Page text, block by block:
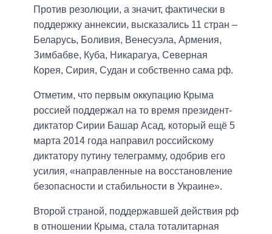
Против резолюции, а значит, фактически в
поддержку аннексии, высказались 11 стран –
Беларусь, Боливия, Венесуэла, Армения,
Зимбабве, Куба, Никарагуа, Северная
Корея, Сирия, Судан и собственно сама рф.
Отметим, что первым оккупацию Крыма
россией поддержал на то время президент-
диктатор Сирии Башар Асад, который ещё 5
марта 2014 года направил российскому
диктатору путину телеграмму, одобрив его
усилия, «направленные на восстановление
безопасности и стабильности в Украине».
Второй страной, поддержавшей действия рф
в отношении Крыма, стала тоталитарная